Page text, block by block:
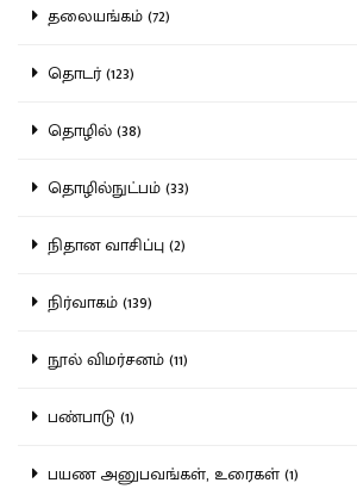
தலையங்கம் (72)
தொடர் (123)
தொழில் (38)
தொழில்நுட்பம் (33)
நிதான வாசிப்பு (2)
நிர்வாகம் (139)
நூல் விமர்சனம் (11)
பண்பாடு (1)
பயண அனுபவங்கள், உரைகள் (1)